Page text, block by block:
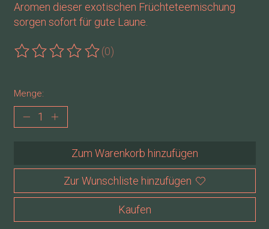
Aromen dieser exotischen Früchteteemischung
sorgen sofort für gute Laune.
Die Bewertung dieses Produkts ist
(0)
Menge:
Zum Warenkorb hinzufügen
Zur Wunschliste hinzufügen
Kaufen